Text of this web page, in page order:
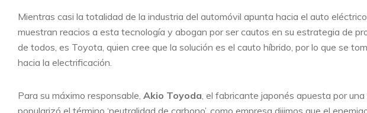
Mientras casi la totalidad de la industria del automóvil apunta hacia el auto
muestran reacios a esta tecnología y abogan por ser cautos en su estrategia de
de todos, es Toyota, quien cree que la solución es el cauto híbrido, por lo que se
hacia la electrificación.
Para su máximo responsable, Akio Toyoda, el fabricante japonés apuesta por
popularizó el término ‘neutralidad de carbono’, como empresa dijimos que el